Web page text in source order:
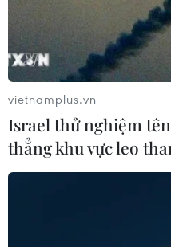
được 3 điểm đầu tiên kể
vietnamplus.vn
Israel thử nghiệm
thẳng khu vực leo